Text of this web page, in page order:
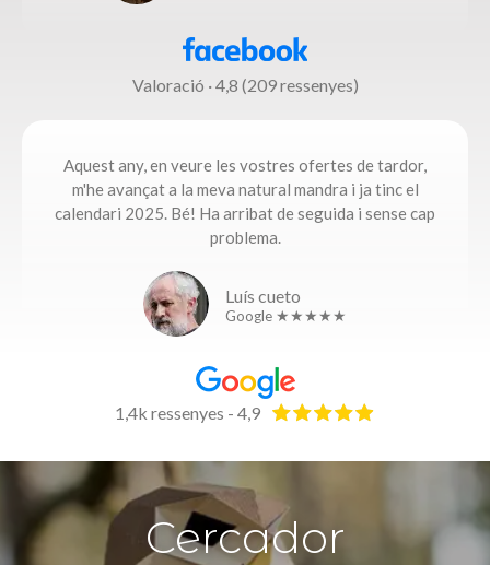
Valoració · 4,8 (209 ressenyes)
Aquest any, en veure les vostres ofertes de tardor,
m'he avançat a la meva natural mandra i ja tinc el
calendari 2025. Bé! Ha arribat de seguida i sense cap
problema.​
Luís cueto
Google ★★★★★
1,4k ressenyes - 4,9
Cercador